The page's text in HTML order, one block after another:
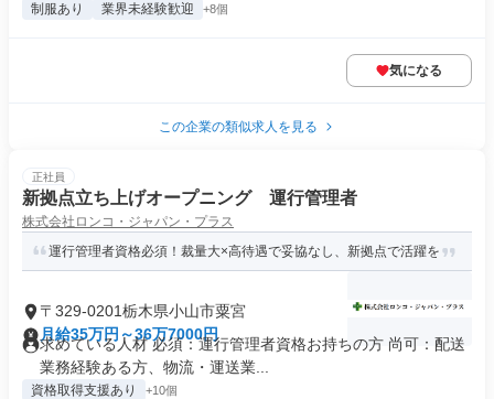
制服あり 業界未経験歓迎 +8個
気になる
この企業の類似求人を見る
正社員
新拠点立ち上げオープニング 運行管理者
株式会社ロンコ・ジャパン・プラス
運行管理者資格必須！裁量大×高待遇で妥協なし、新拠点で活躍を
〒329-0201栃木県小山市粟宮
月給35万円～36万7000円
求めている人材 必須：運行管理者資格お持ちの方 尚可：配送
業務経験ある方、物流・運送業...
資格取得支援あり +10個